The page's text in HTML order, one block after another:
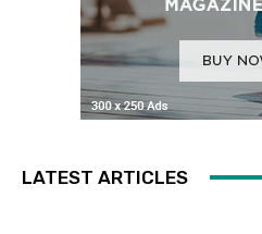
LATEST ARTICLES